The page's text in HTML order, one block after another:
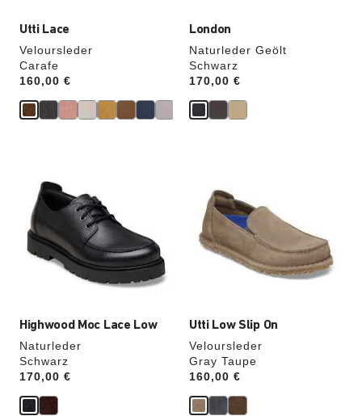
Utti Lace
Veloursleder
Carafe
Price:
160,00 €
London
Naturleder Geölt
Schwarz
Price:
170,00 €
Highwood Moc Lace Low
Naturleder
Schwarz
Price:
170,00 €
Farben
werden
die
Produktbilder
aktualisiert.
Utti Low Slip On
Veloursleder
Gray Taupe
Price:
160,00 €
Farben
werden
die
Produktbilder
aktualisiert.